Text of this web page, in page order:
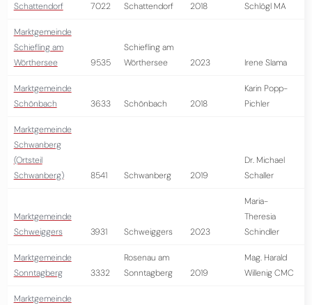
Schattendorf
7022 Schattendorf 2018
Schlögl MA
Marktgemeinde
Schiefling am
Wörthersee
9535
Schiefling am
Wörthersee
2023 Irene Slama
Marktgemeinde
Schönbach
3633 Schönbach 2018
Karin Popp-
Pichler
Marktgemeinde
Schwanberg
(Ortsteil
Schwanberg)
8541 Schwanberg 2019
Dr. Michael
Schaller
Marktgemeinde
Schweiggers
3931 Schweiggers 2023
Maria-
Theresia
Schindler
Marktgemeinde
Sonntagberg
3332
Rosenau am
Sonntagberg
2019
Mag. Harald
Willenig CMC
Marktgemeinde